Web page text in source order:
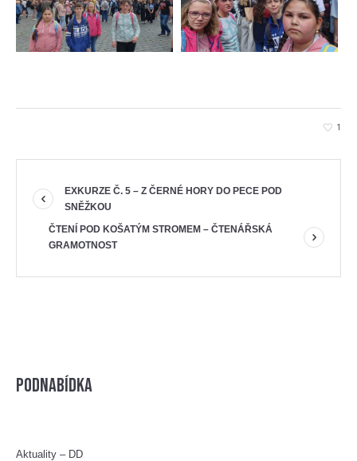
1
EXKURZE Č. 5 – Z ČERNÉ HORY DO PECE POD
SNĚŽKOU
ČTENÍ POD KOŠATÝM STROMEM – ČTENÁŘSKÁ
GRAMOTNOST
Podnabídka
Aktuality – DD